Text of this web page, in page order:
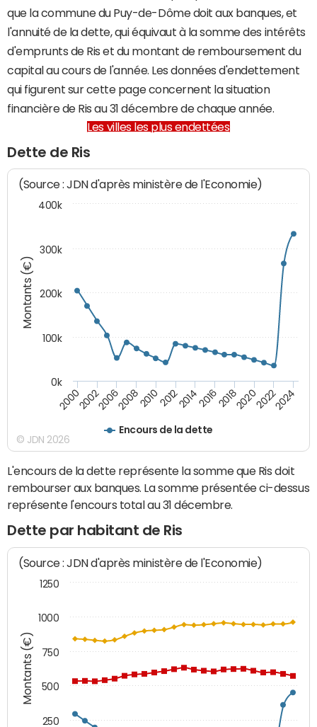
que la commune du Puy-de-Dôme doit aux banques, et
l'annuité de la dette, qui équivaut à la somme des intérêts
d'emprunts de Ris et du montant de remboursement du
capital au cours de l'année. Les données d'endettement
qui figurent sur cette page concernent la situation
financière de Ris au 31 décembre de chaque année.
Les villes les plus endettées
Dette de Ris
Montants (€)
(Source : JDN d'après ministère de l'Economie)
Encours de la dette
200020022006200820102012201420162018202020222024
0k
100k
200k
300k
400k
© JDN 2026
L'encours de la dette représente la somme que Ris doit
rembourser aux banques. La somme présentée ci-dessus
représente l'encours total au 31 décembre.
Dette par habitant de Ris
Montants (€)
(Source : JDN d'après ministère de l'Economie)
250
500
750
1000
1250